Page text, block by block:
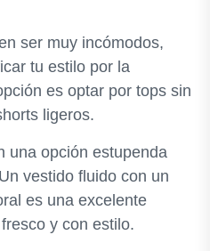
ser muy incómodos,
tu estilo por la
es optar por tops sin
ligeros.
una opción estupenda
vestido fluido con un
es una excelente
y con estilo.